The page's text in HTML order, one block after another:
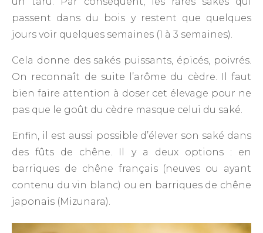
passent dans du bois y restent que quelques
jours voir quelques semaines (1 à 3 semaines).
Cela donne des sakés puissants, épicés, poivrés.
On reconnaît de suite l’arôme du cèdre. Il faut
bien faire attention à doser cet élevage pour ne
pas que le goût du cèdre masque celui du saké.
Enfin, il est aussi possible d’élever son saké dans
des fûts de chêne. Il y a deux options : en
barriques de chêne français (neuves ou ayant
contenu du vin blanc) ou en barriques de chêne
japonais (Mizunara).